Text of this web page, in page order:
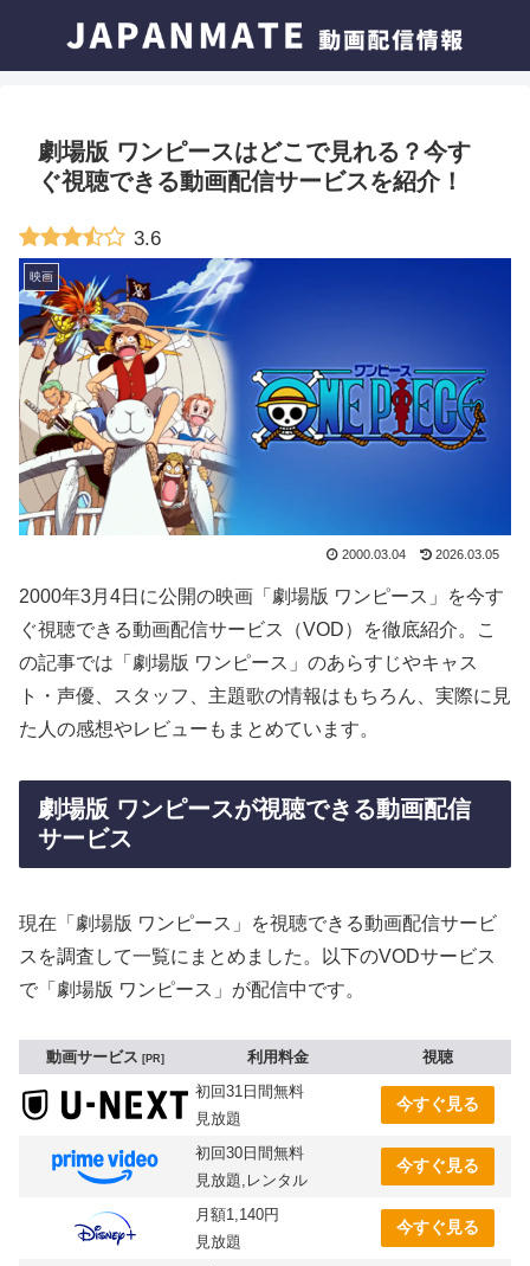
劇場版 ワンピースはどこで見れる？今す
ぐ視聴できる動画配信サービスを紹介！
3.6
映画
2000.03.04 2026.03.05
2000年3月4日に公開の映画「劇場版 ワンピース」を今す
ぐ視聴できる動画配信サービス（VOD）を徹底紹介。こ
の記事では「劇場版 ワンピース」のあらすじやキャス
ト・声優、スタッフ、主題歌の情報はもちろん、実際に見
た人の感想やレビューもまとめています。
劇場版 ワンピースが視聴できる動画配信
サービス
現在「劇場版 ワンピース」を視聴できる動画配信サービ
スを調査して一覧にまとめました。以下のVODサービス
で「劇場版 ワンピース」が配信中です。
動画サービス PR 利用料金
視聴
初回31日間無料
見放題
今すぐ見る
初回30日間無料
見放題,レンタル
今すぐ見る
月額1,140円
見放題
今すぐ見る